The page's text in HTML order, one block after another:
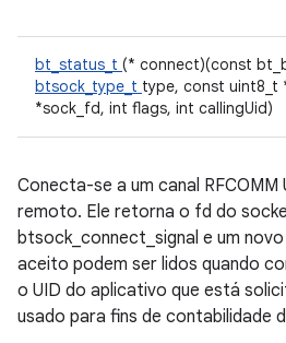
bt_status_t (* connect)(const
btsock_type_t type, const uint8_t
*sock_fd, int flags, int callingUid)
Conecta-se a um canal RFCOMM
remoto. Ele retorna o fd do
btsock_connect_signal e um
aceito podem ser lidos quando
o UID do aplicativo que está
usado para fins de contabilidade